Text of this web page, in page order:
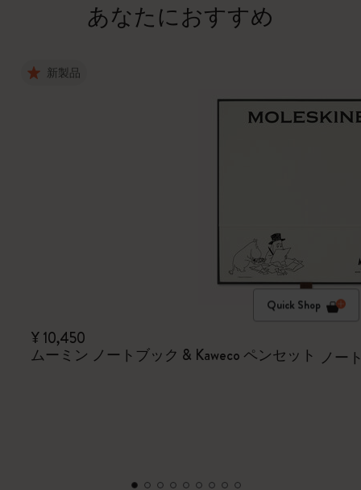
あなたにおすすめ
新製品
Quick Shop
¥ 10,450
ムーミン ノートブック & Kaweco ペンセット ノー